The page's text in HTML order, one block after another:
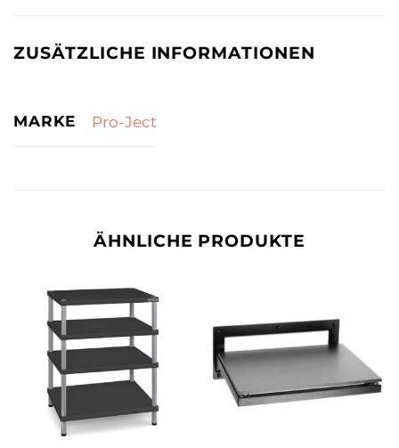
ZUSÄTZLICHE INFORMATIONEN
MARKE Pro-Ject
ÄHNLICHE PRODUKTE